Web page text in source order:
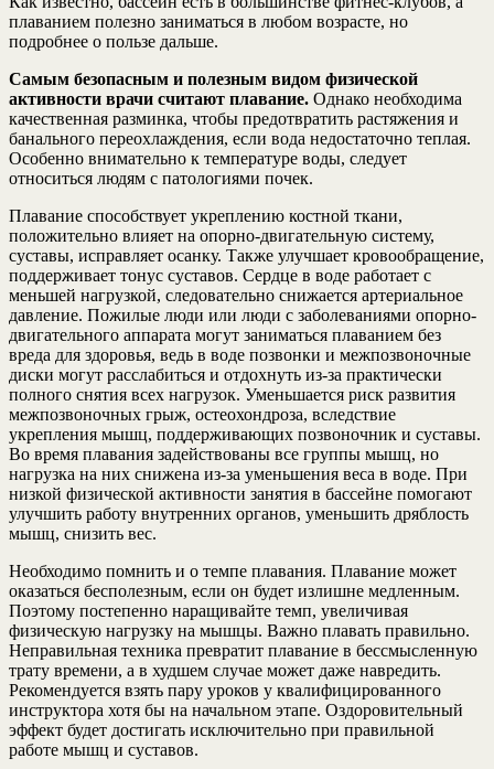
плаванием полезно заниматься в любом возрасте, но
подробнее о пользе дальше.
Самым безопасным и полезным видом физической
активности врачи считают плавание. Однако необходима
качественная разминка, чтобы предотвратить растяжения и
банального переохлаждения, если вода недостаточно теплая.
Особенно внимательно к температуре воды, следует
относиться людям с патологиями почек.
Плавание способствует укреплению костной ткани,
положительно влияет на опорно-двигательную систему,
суставы, исправляет осанку. Также улучшает кровообращение,
поддерживает тонус суставов. Сердце в воде работает с
меньшей нагрузкой, следовательно снижается артериальное
давление. Пожилые люди или люди с заболеваниями опорно-
двигательного аппарата могут заниматься плаванием без
вреда для здоровья, ведь в воде позвонки и межпозвоночные
диски могут расслабиться и отдохнуть из-за практически
полного снятия всех нагрузок. Уменьшается риск развития
межпозвоночных грыж, остеохондроза, вследствие
укрепления мышц, поддерживающих позвоночник и суставы.
Во время плавания задействованы все группы мышц, но
нагрузка на них снижена из-за уменьшения веса в воде. При
низкой физической активности занятия в бассейне помогают
улучшить работу внутренних органов, уменьшить дряблость
мышц, снизить вес.
Необходимо помнить и о темпе плавания. Плавание может
оказаться бесполезным, если он будет излишне медленным.
Поэтому постепенно наращивайте темп, увеличивая
физическую нагрузку на мышцы. Важно плавать правильно.
Неправильная техника превратит плавание в бессмысленную
трату времени, а в худшем случае может даже навредить.
Рекомендуется взять пару уроков у квалифицированного
инструктора хотя бы на начальном этапе. Оздоровительный
эффект будет достигать исключительно при правильной
работе мышц и суставов.